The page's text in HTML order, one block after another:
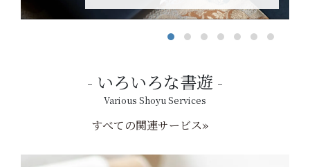
いろいろな書遊
Various Shoyu Services
すべての関連サービス»